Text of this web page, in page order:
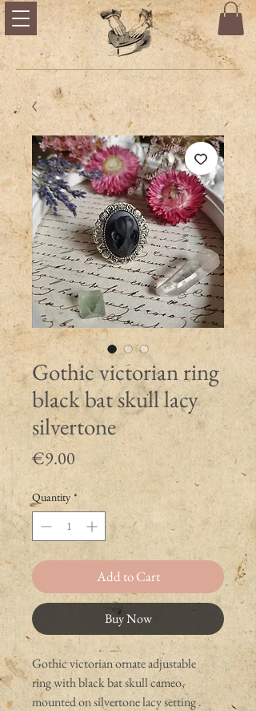
Gothic victorian ring
black bat skull lacy
silvertone
€9.00 Price
Quantity *
Add to Cart
Buy Now
Gothic victorian ornate adjustable
ring with black bat skull cameo,
mounted on silvertone lacy setting .